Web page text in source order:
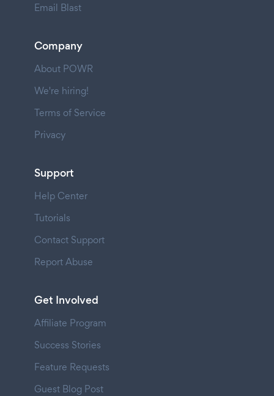
Email Blast
Company
About POWR
We're hiring!
Terms of Service
Privacy
Support
Help Center
Tutorials
Contact Support
Report Abuse
Get Involved
Affiliate Program
Success Stories
Feature Requests
Guest Blog Post